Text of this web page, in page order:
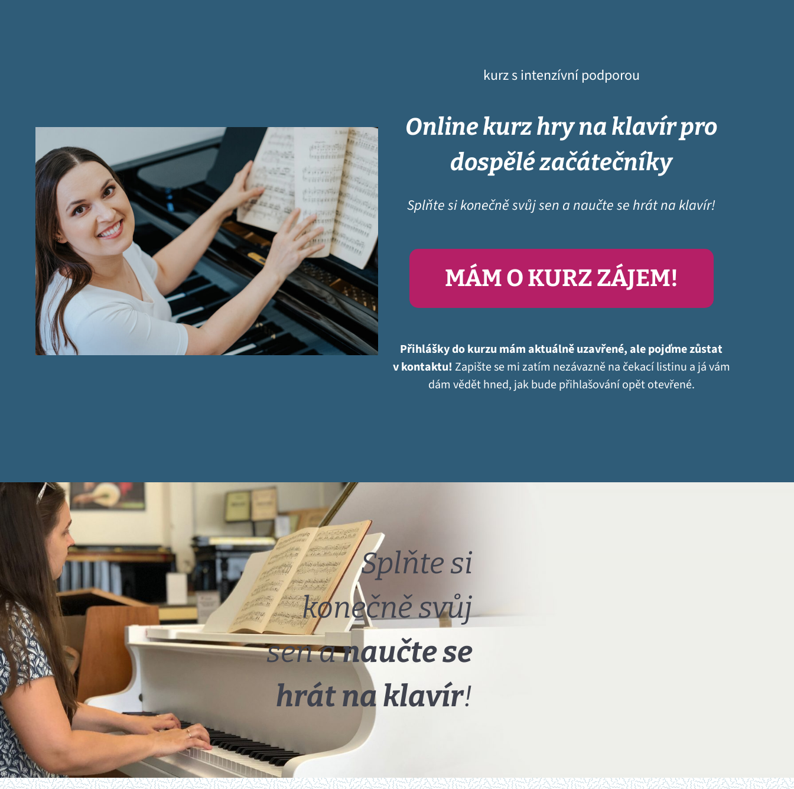
kurz s intenzívní podporou
Online kurz hry na klavír pro
dospělé začátečníky
Splňte si konečně svůj sen a naučte se hrát na klavír!
MÁM O KURZ ZÁJEM!
Přihlášky do kurzu mám aktuálně uzavřené, ale pojďme zůstat
v kontaktu! Zapište se mi zatím nezávazně na čekací listinu a já vám
dám vědět hned, jak bude přihlašování opět otevřené.
Splňte si
konečně svůj
sen anaučte se
hrát na klavír!